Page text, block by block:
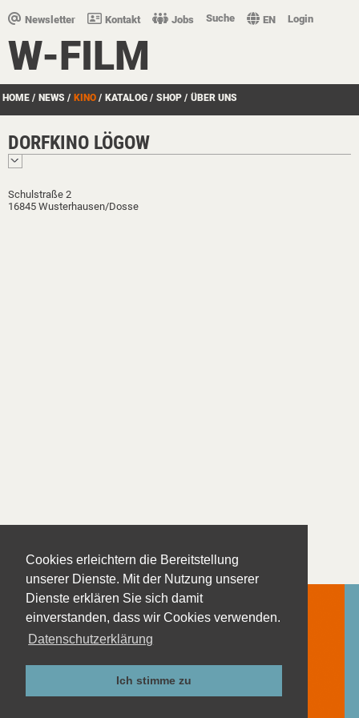
Cookies erleichtern die Bereitstellung
unserer Dienste. Mit der Nutzung unserer
Dienste erklären Sie sich damit
einverstanden, dass wir Cookies verwenden.
Datenschutzerklärung
Ich stimme zu
Newsletter Kontakt Jobs Suche EN Login
W-FILM
HOME / NEWS / KINO / KATALOG / SHOP / ÜBER UNS
DORFKINO LÖGOW
Schulstraße 2
16845 Wusterhausen/Dosse